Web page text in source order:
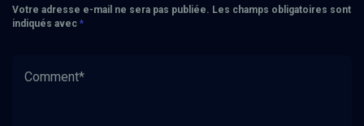
Votre adresse e-mail ne sera pas publiée. Les champs obligatoires sont
indiqués avec *